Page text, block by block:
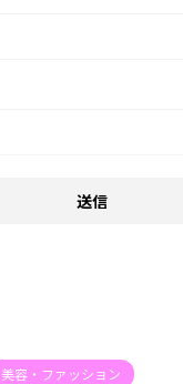
美容・ファッション